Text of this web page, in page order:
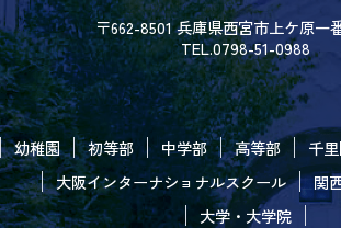
〒662-8501 兵庫県西宮市上ケ原一
TEL.0798-51-0988
幼稚園 初等部 中学部 高等部
千
大阪インターナショナルスクール
関
大学・大学院